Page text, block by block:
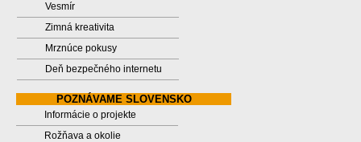
Vesmír
Zimná kreativita
Mrznúce pokusy
Deň bezpečného internetu
POZNÁVAME SLOVENSKO
Informácie o projekte
Rožňava a okolie